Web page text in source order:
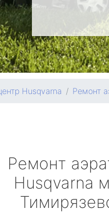
Husqvarna Ремонт
Ремонт
Husqvarna